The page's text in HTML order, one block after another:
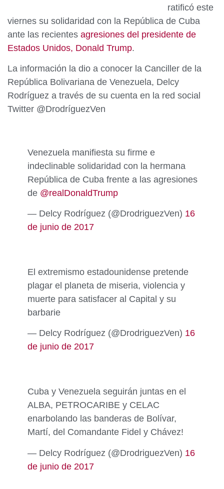
ratificó este
viernes su solidaridad con la República de Cuba
ante las recientes agresiones del presidente de
Estados Unidos, Donald Trump.
La información la dio a conocer la Canciller de la
República Bolivariana de Venezuela, Delcy
Rodríguez a través de su cuenta en la red social
Twitter @DrodríguezVen
Venezuela manifiesta su firme e
indeclinable solidaridad con la hermana
República de Cuba frente a las agresiones
de @realDonaldTrump
— Delcy Rodríguez (@DrodriguezVen) 16
de junio de 2017
El extremismo estadounidense pretende
plagar el planeta de miseria, violencia y
muerte para satisfacer al Capital y su
barbarie
— Delcy Rodríguez (@DrodriguezVen) 16
de junio de 2017
Cuba y Venezuela seguirán juntas en el
ALBA, PETROCARIBE y CELAC
enarbolando las banderas de Bolívar,
Martí, del Comandante Fidel y Chávez!
— Delcy Rodríguez (@DrodriguezVen) 16
de junio de 2017